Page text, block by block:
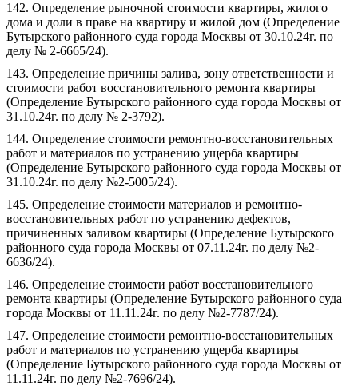
142. Определение рыночной стоимости квартиры, жилого
дома и доли в праве на квартиру и жилой дом (Определение
Бутырского районного суда города Москвы от 30.10.24г. по
делу № 2-6665/24).
143. Определение причины залива, зону ответственности и
стоимости работ восстановительного ремонта квартиры
(Определение Бутырского районного суда города Москвы от
31.10.24г. по делу № 2-3792).
144. Определение стоимости ремонтно-восстановительных
работ и материалов по устранению ущерба квартиры
(Определение Бутырского районного суда города Москвы от
31.10.24г. по делу №2-5005/24).
145. Определение стоимости материалов и ремонтно-
восстановительных работ по устранению дефектов,
причиненных заливом квартиры (Определение Бутырского
районного суда города Москвы от 07.11.24г. по делу №2-
6636/24).
146. Определение стоимости работ восстановительного
ремонта квартиры (Определение Бутырского районного суда
города Москвы от 11.11.24г. по делу №2-7787/24).
147. Определение стоимости ремонтно-восстановительных
работ и материалов по устранению ущерба квартиры
(Определение Бутырского районного суда города Москвы от
11.11.24г. по делу №2-7696/24).